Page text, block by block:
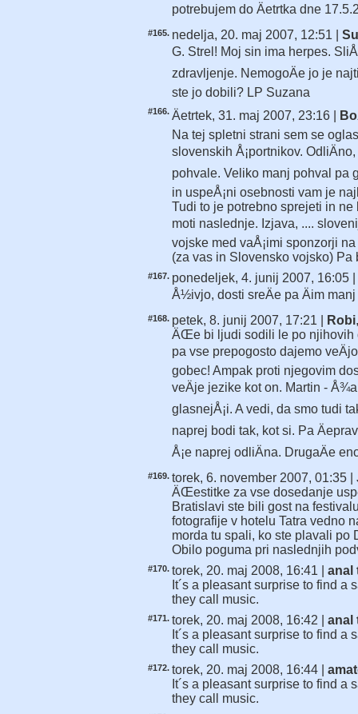
potrebujem do Äetrtka dne
#165. nedelja, 20. maj 2007, 12:51 |
G. Strel! Moj sin ima herpes.
zdravljenje. NemogoÄe jo je
ste jo dobili? LP Suzana
#166. Äetrtek, 31. maj 2007, 23:16 |
Na tej spletni strani sem se
slovenskih Å¡portnikov.
pohvale. Veliko manj pohval pa
in uspeÅ¡ni osebnosti vam je
Tudi to je potrebno sprejeti in
moti naslednje. Izjava, ....
vojske med vaÅ¡imi sponzorji
(za vas in Slovensko vojsko) Pa
#167. ponedeljek, 4. junij 2007, 16:05 |
Å½ivjo, dosti sreÄe pa Äim
#168. petek, 8. junij 2007, 17:21 | Robi
ÄŒe bi ljudi sodili le po njihovih
pa vse prepogosto dajemo
gobec! Ampak proti njegovim
veÄje jezike kot on. Martin -
glasnejÅ¡i. A vedi, da smo tudi
naprej bodi tak, kot si. Pa
Å¡e naprej odliÄna. DrugaÄe
#169. torek, 6. november 2007, 01:35 |
ÄŒestitke za vse dosedanje
Bratislavi ste bili gost na
fotografije v hotelu Tatra vedno
morda tu spali, ko ste plavali po
Obilo poguma pri naslednjih
#170. torek, 20. maj 2008, 16:41 | anal
It´s a pleasant surprise to find a
they call music.
#171. torek, 20. maj 2008, 16:42 | anal
It´s a pleasant surprise to find a
they call music.
#172. torek, 20. maj 2008, 16:44 |
It´s a pleasant surprise to find a
they call music.